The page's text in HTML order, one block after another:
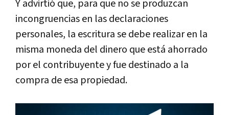
Y advirtió que, para que no se produzcan
incongruencias en las declaraciones
personales, la escritura se debe realizar en la
misma moneda del dinero que está ahorrado
por el contribuyente y fue destinado a la
compra de esa propiedad.